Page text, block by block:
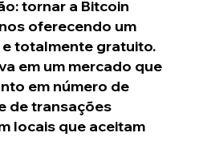
tornar a Bitcoin
oferecendo um
totalmente gratuito.
em um mercado que
em número de
de transações
locais que aceitam